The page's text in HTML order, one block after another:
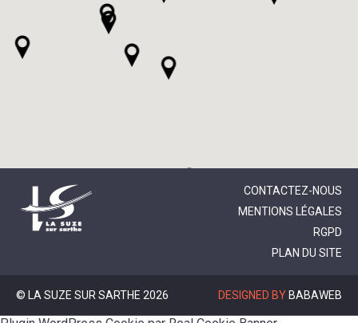
CONTACTEZ-NOUS
MENTIONS LÉGALES
RGPD
PLAN DU SITE
© LA SUZE SUR SARTHE 2026 DESIGNED BY BABAWEB